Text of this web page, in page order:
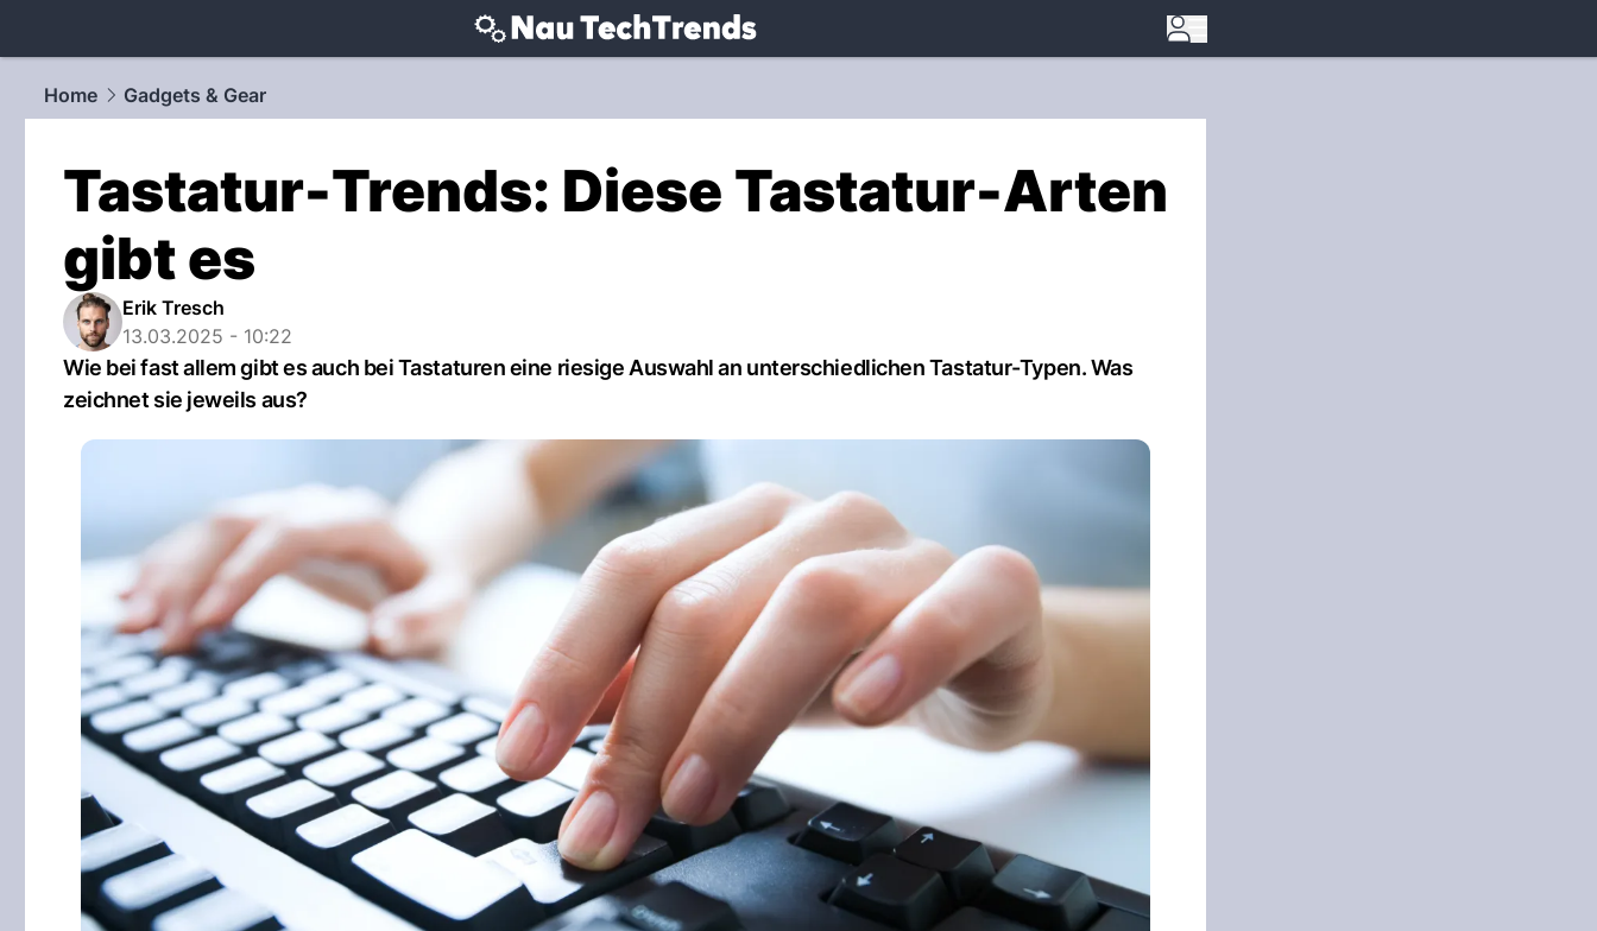
techtrends.NAU.ch
Home
Gadgets & Gear
Tastatur-Trends: Diese Tastatur-Arten
gibt es
Erik Tresch
13.03.2025 - 10:22
Wie bei fast allem gibt es auch bei Tastaturen eine riesige Auswahl an unterschiedlichen Tastatur-Typen. Was
zeichnet sie jeweils aus?